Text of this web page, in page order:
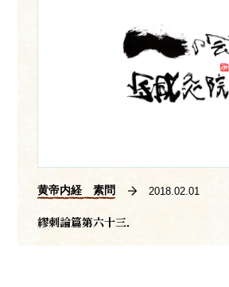
黄帝内経 素問 2018.02.01
繆刺論篇第六十三．